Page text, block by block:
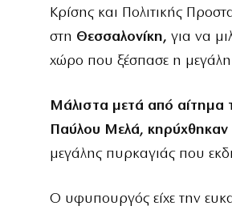
Κρίσης και Πολιτικής
στη Θεσσαλονίκη, για να
χώρο που ξέσπασε η
Μάλιστα μετά από αίτημα
Παύλου Μελά, κηρύχθηκαν
μεγάλης πυρκαγιάς που
Ο υφυπουργός είχε την